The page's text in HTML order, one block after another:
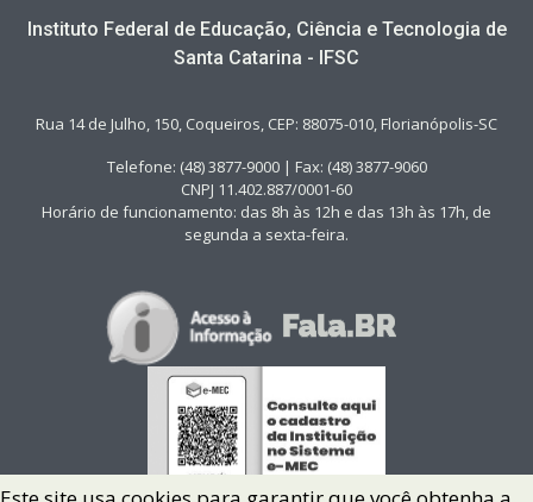
Instituto Federal de Educação, Ciência e Tecnologia de
Santa Catarina - IFSC
Rua 14 de Julho, 150, Coqueiros, CEP: 88075-010, Florianópolis-SC
Telefone: (48) 3877-9000 | Fax: (48) 3877-9060
CNPJ 11.402.887/0001-60
Horário de funcionamento: das 8h às 12h e das 13h às 17h, de
segunda a sexta-feira.